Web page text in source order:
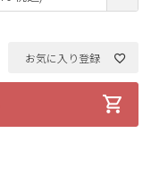
お気に入り登録